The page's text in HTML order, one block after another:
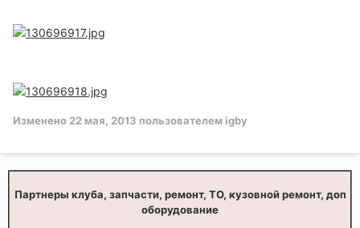
Изменено 22 мая, 2013 пользователем igby
Партнеры клуба, запчасти, ремонт, ТО, кузовной ремонт, доп
оборудование